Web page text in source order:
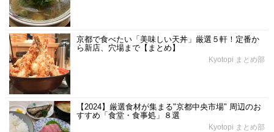
京都で食べたい「美味しい天丼」厳選５軒！定番か
ら新店、穴場まで【まとめ】
Kyotopi まとめ部
【2024】厳選食材が集まる"京都中央市場" 周辺のお
すすめ「食堂・食事処」８選
Kyotopi まとめ部